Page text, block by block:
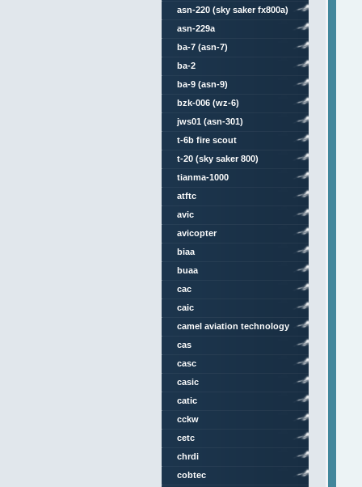
asn-220 (sky saker fx800a)
asn-229a
ba-7 (asn-7)
ba-2
ba-9 (asn-9)
bzk-006 (wz-6)
jws01 (asn-301)
t-6b fire scout
t-20 (sky saker 800)
tianma-1000
atftc
avic
avicopter
biaa
buaa
cac
caic
camel aviation technology
cas
casc
casic
catic
cckw
cetc
chrdi
cobtec